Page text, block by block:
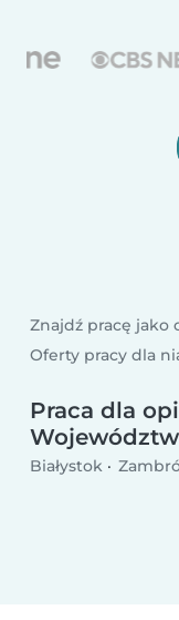
Znajdź pracę jako
Oferty pracy dla
Praca dla
Białystok